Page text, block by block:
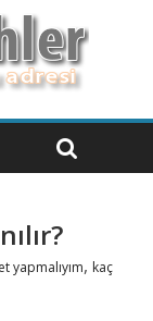
yapmalıyım, kaç